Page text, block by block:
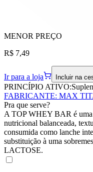
MENOR PREÇO
R$ 7,49
Ir para a loja Incluir na
PRINCÍPIO ATIVO:
FABRICANTE: MAX
Pra que serve?
A TOP WHEY BAR é uma
nutricional balanceada,
consumida como lanche
substituição à uma
LACTOSE.